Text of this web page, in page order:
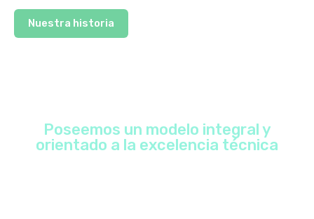
Nuestra historia
Poseemos un modelo integral y
orientado a la excelencia técnica